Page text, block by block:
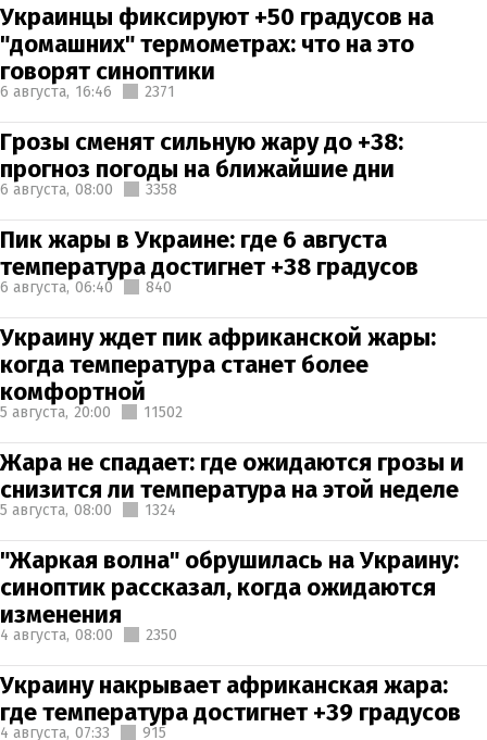
Украинцы фиксируют +50 градусов на
"домашних" термометрах: что на это
говорят синоптики
6 августа, 16:46 2371
Грозы сменят сильную жару до +38:
прогноз погоды на ближайшие дни
6 августа, 08:00 3358
Пик жары в Украине: где 6 августа
температура достигнет +38 градусов
6 августа, 06:40 840
Украину ждет пик африканской жары:
когда температура станет более
комфортной
5 августа, 20:00 11502
Жара не спадает: где ожидаются грозы и
снизится ли температура на этой неделе
5 августа, 08:00 1324
"Жаркая волна" обрушилась на Украину:
синоптик рассказал, когда ожидаются
изменения
4 августа, 08:00 2350
Украину накрывает африканская жара:
где температура достигнет +39 градусов
4 августа, 07:33 915